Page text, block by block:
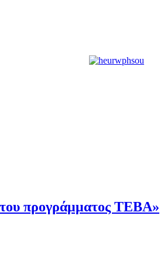
προγράμματος ΤΕΒΑ»